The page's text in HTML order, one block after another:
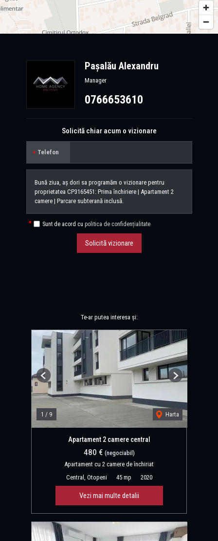
Pașalău Alexandru
Manager
0766653610
Solicită chiar acum o vizionare
Telefon
Sunt de acord cu politica de confidențialitate
Solicită vizionare
Te-ar putea interesa și:
1 / 9 Harta
Previous Next
Apartament 2 camere central
480 € (negociabil)
Apartament cu 2 camere de închiriat
Central, Otopeni
45 mp 2020
Vezi mai multe detalii